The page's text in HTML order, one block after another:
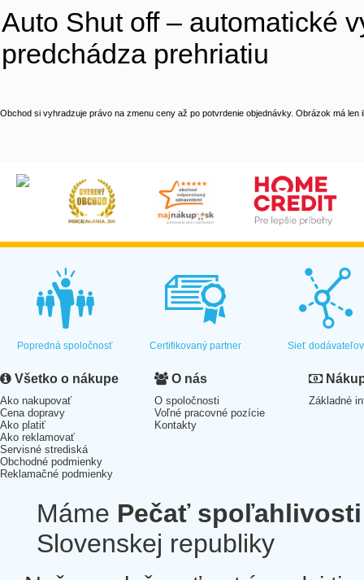
Auto Shut off – automatické
predchádza prehriatiu
Obchod si vyhradzuje právo na zmenu ceny až po potvrdenie objednávky. Obrázok má len
Popredná spoločnosť Certifikovaný partner Sieť dodávateľov
Všetko o nákupe
Ako nakupovať
Cena dopravy
Ako platiť
Ako reklamovať
Servisné strediská
Obchodné podmienky
Reklamačné podmienky
O nás
O spoločnosti
Voľné pracovné pozície
Kontakty
Základné
Máme Pečať spoľahlivosti
Slovenskej republiky